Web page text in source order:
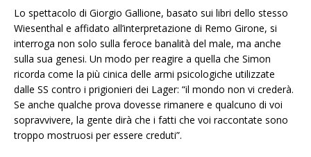
Lo spettacolo di Giorgio Gallione, basato sui libri dello stesso
Wiesenthal e affidato all’interpretazione di Remo Girone, si
interroga non solo sulla feroce banalità del male, ma anche
sulla sua genesi. Un modo per reagire a quella che Simon
ricorda come la più cinica delle armi psicologiche utilizzate
dalle SS contro i prigionieri dei Lager: “il mondo non vi crederà.
Se anche qualche prova dovesse rimanere e qualcuno di voi
sopravvivere, la gente dirà che i fatti che voi raccontate sono
troppo mostruosi per essere creduti”.